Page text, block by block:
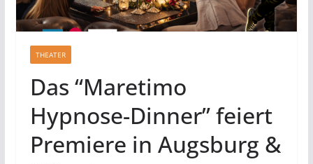
THEATER
Das “Maretimo
Hypnose-Dinner” feiert
Premiere in Augsburg &